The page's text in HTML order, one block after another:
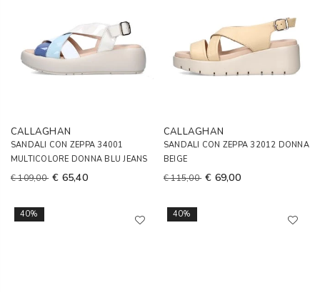
CALLAGHAN
SANDALI CON ZEPPA 34001
MULTICOLORE DONNA BLU JEANS
€ 109,00 € 65,40
CALLAGHAN
SANDALI CON ZEPPA 32012 DONNA
BEIGE
€ 115,00 € 69,00
40% 40%